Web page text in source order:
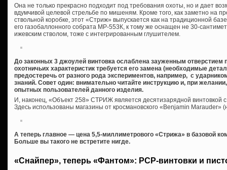
Она не только прекрасно подходит под требования охоты, но и дает
вдумчивой целевой стрельбе по мишеням. Кроме того, как заметно на
ствольной коробке, этот «Стриж» выпускается как на традиционной
его газобаллонного собрата МР-553К, к тому же оснащен не 30-
ижевским стволом, тоже с интегрированным глушителем.
До законных 3 джоулей винтовка ослаблена зауженным отверстием
охотничьих характеристик требуется его замена (необходимые
предостеречь от разного рода экспериментов, например, с
знаний. Совет один: внимательно читайте инструкцию и, при
опытных пользователей данного изделия.
И, наконец, «Объект 258» СТРИЖ является десятизарядной винтовкой
Здесь использованы магазины от кросмановского «Benjamin Marauder»
А теперь главное — цена 5,5-миллиметрового «Стрижа» в базовой
Больше вы такого не встретите нигде.
«Снайпер», теперь «Фантом»: PCP-винтовки и